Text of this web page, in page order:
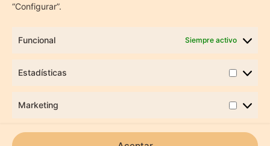
“Configurar”.
Funcional Siempre activo
Estadísticas
Marketing